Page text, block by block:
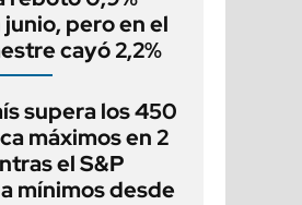
pero en el
cayó 2,2%
supera los 450
máximos en 2
el S&P
mínimos desde